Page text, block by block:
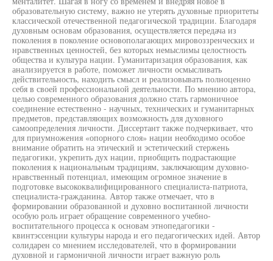
образовательную систему, важно не утерять духовные приоритеты
классической отечественной педагогической традиции. Благодаря
духовным основам образования, осуществляется передача из
поколения в поколение основополагающих мировоззренческих и
нравственных ценностей, без которых немыслимы целостность
общества и культура нации. Гуманитаризация образования, как
анализируется в работе, поможет личности осмысливать
действительность, находить смысл и реализовывать полноценно
себя в своей профессиональной деятельности. По мнению автора,
целью современного образования должно стать гармоничное
соединение естественно - научных, технических и гуманитарных
предметов, представляющих возможность для духовного
самоопределения личности. Диссертант также подчеркивает, что
для приумножения «опорного слоя» нации необходимо особое
внимание обратить на этический и эстетический стержень
педагогики, укрепить дух нации, приобщить подрастающие
поколения к национальным традициям, заключающим духовно-
нравственный потенциал, имеющим огромное значение в
подготовке высококвалифицированного специалиста-патриота,
специалиста-гражданина. Автор также отмечает, что в
формировании образованной и духовно воспитанной личности
особую роль играет обращение современного учебно-
воспитательного процесса к основам этнопедагогики -
квинтэссенции культуры народа и его педагогических идей. Автор
солидарен со мнением исследователей, что в формировании
духовной и гармоничной личности играет важную роль